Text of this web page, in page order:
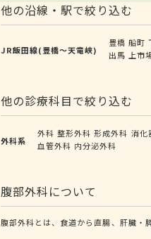
他の沿線・駅で絞り込む
JR飯田線(豊橋～天竜峡)
豊橋 船町
出馬 上市
他の診療科目で絞り込む
外科系
外科 整形外科 形成外科 消化
血管外科 内分泌外科
腹部外科について
腹部外科とは、食道から直腸、肝臓・